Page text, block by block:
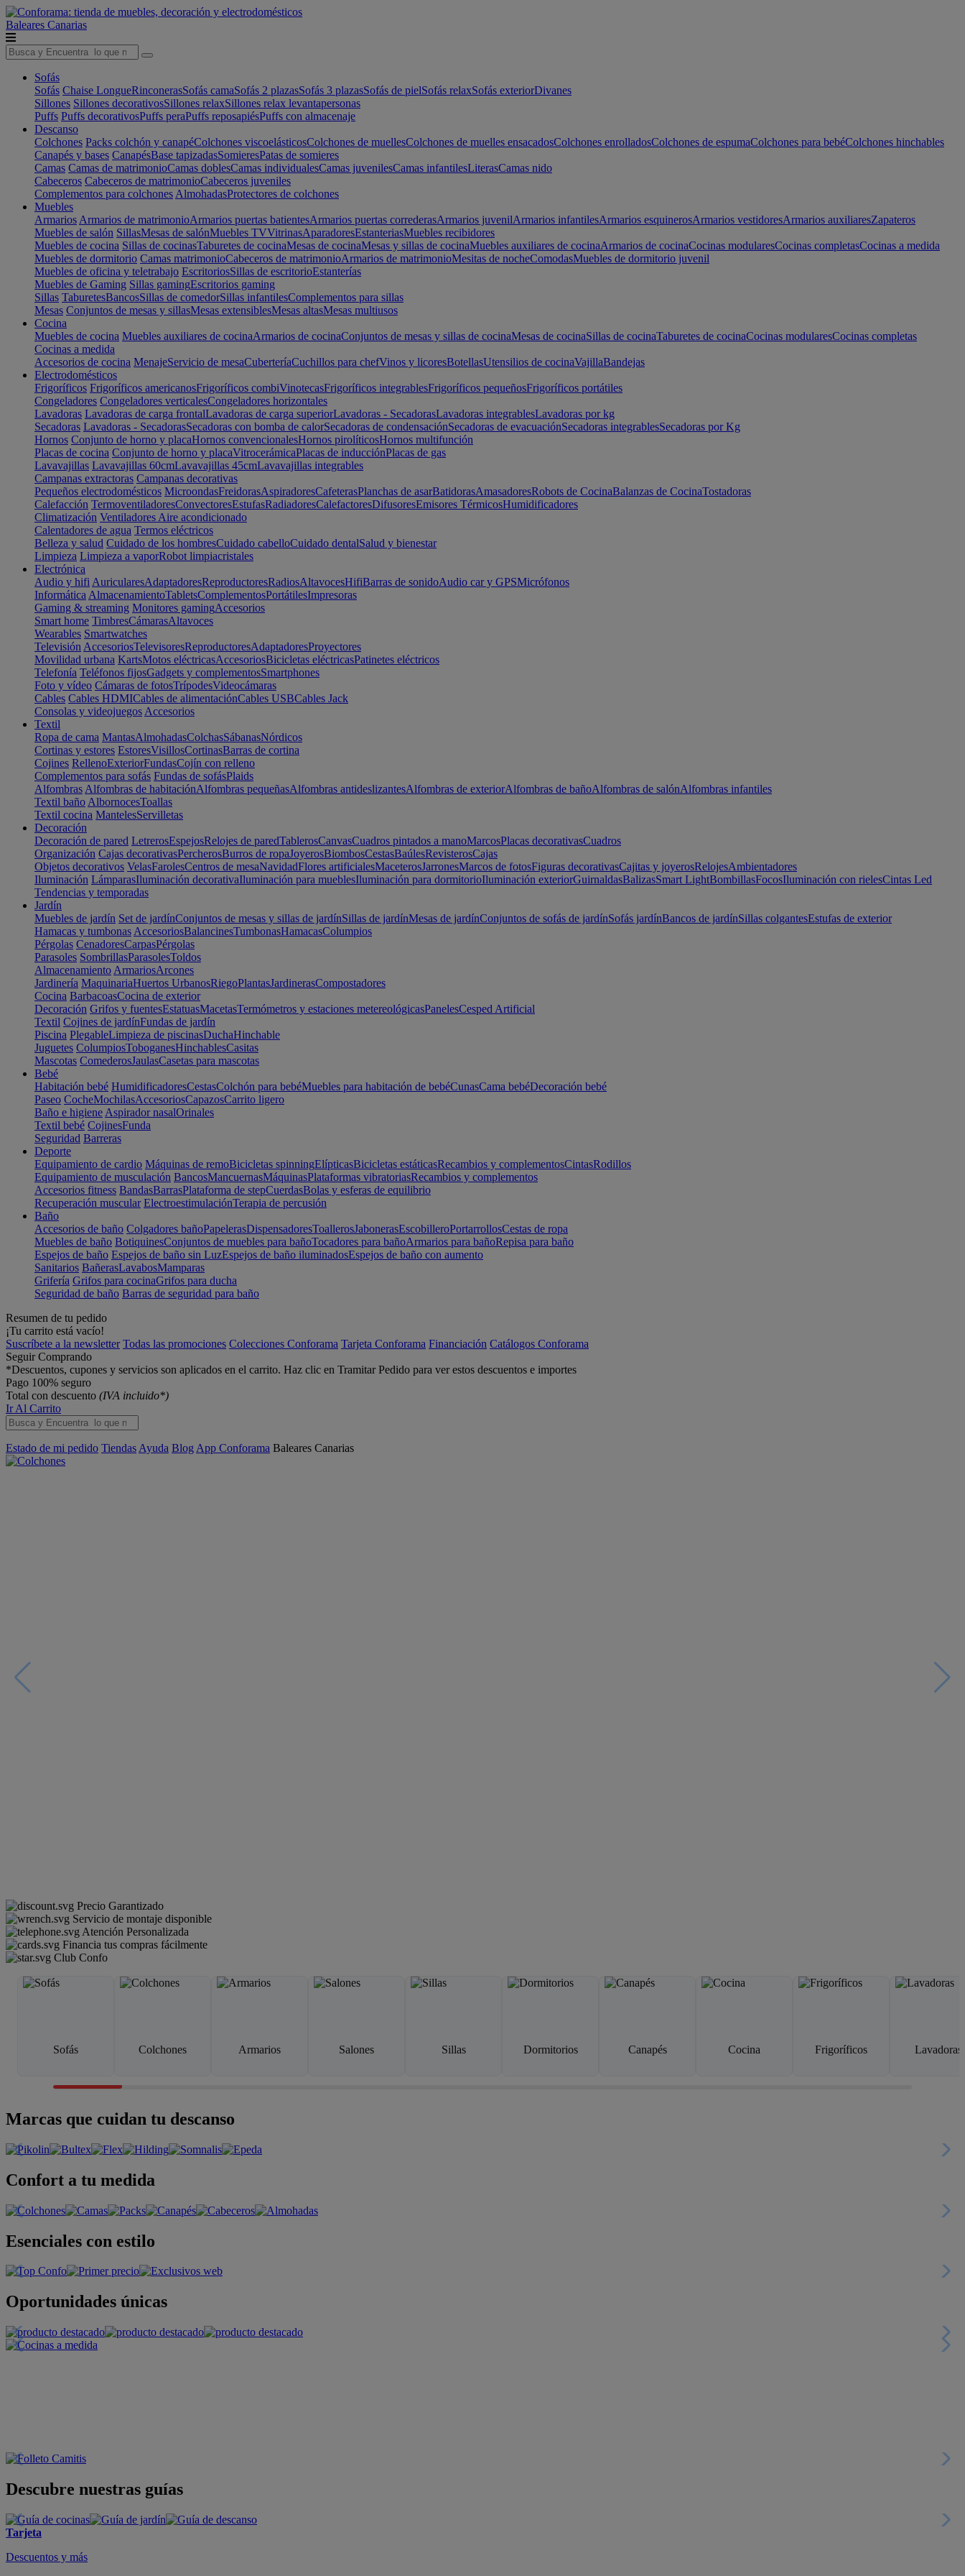
Baleares Canarias
Sofás
Sofás Chaise LongueRinconerasSofás camaSofás 2 plazasSofás 3 plazasSofás de pielSofás relaxSofás exteriorDivanes
Sillones Sillones decorativosSillones relaxSillones relax levantapersonas
Puffs Puffs decorativosPuffs peraPuffs reposapiésPuffs con almacenaje
Descanso
Colchones Packs colchón y canapéColchones viscoelásticosColchones de muellesColchones de muelles ensacadosColchones enrolladosColchones de espumaColchones para bebéColchones hinchables
Canapés y bases CanapésBase tapizadasSomieresPatas de somieres
Camas Camas de matrimonioCamas doblesCamas individualesCamas juvenilesCamas infantilesLiterasCamas nido
Cabeceros Cabeceros de matrimonioCabeceros juveniles
Complementos para colchones AlmohadasProtectores de colchones
Muebles
Armarios Armarios de matrimonioArmarios puertas batientesArmarios puertas correderasArmarios juvenilArmarios infantilesArmarios esquinerosArmarios vestidoresArmarios auxiliaresZapateros
Muebles de salón SillasMesas de salónMuebles TVVitrinasAparadoresEstanteriasMuebles recibidores
Muebles de cocina Sillas de cocinasTaburetes de cocinaMesas de cocinaMesas y sillas de cocinaMuebles auxiliares de cocinaArmarios de cocinaCocinas modularesCocinas completasCocinas a medida
Muebles de dormitorio Camas matrimonioCabeceros de matrimonioArmarios de matrimonioMesitas de nocheComodasMuebles de dormitorio juvenil
Muebles de oficina y teletrabajo EscritoriosSillas de escritorioEstanterías
Muebles de Gaming Sillas gamingEscritorios gaming
Sillas TaburetesBancosSillas de comedorSillas infantilesComplementos para sillas
Mesas Conjuntos de mesas y sillasMesas extensiblesMesas altasMesas multiusos
Cocina
Muebles de cocina Muebles auxiliares de cocinaArmarios de cocinaConjuntos de mesas y sillas de cocinaMesas de cocinaSillas de cocinaTaburetes de cocinaCocinas modularesCocinas completas
Cocinas a medida
Accesorios de cocina MenajeServicio de mesaCuberteríaCuchillos para chefVinos y licoresBotellasUtensilios de cocinaVajillaBandejas
Electrodomésticos
Frigoríficos Frigoríficos americanosFrigoríficos combiVinotecasFrigoríficos integrablesFrigoríficos pequeñosFrigoríficos portátiles
Congeladores Congeladores verticalesCongeladores horizontales
Lavadoras Lavadoras de carga frontalLavadoras de carga superiorLavadoras - SecadorasLavadoras integrablesLavadoras por kg
Secadoras Lavadoras - SecadorasSecadoras con bomba de calorSecadoras de condensaciónSecadoras de evacuaciónSecadoras integrablesSecadoras por Kg
Hornos Conjunto de horno y placaHornos convencionalesHornos pirolíticosHornos multifunción
Placas de cocina Conjunto de horno y placaVitrocerámicaPlacas de inducciónPlacas de gas
Lavavajillas Lavavajillas 60cmLavavajillas 45cmLavavajillas integrables
Campanas extractoras Campanas decorativas
Pequeños electrodomésticos MicroondasFreidorasAspiradoresCafeterasPlanchas de asarBatidorasAmasadoresRobots de CocinaBalanzas de CocinaTostadoras
Calefacción TermoventiladoresConvectoresEstufasRadiadoresCalefactoresDifusoresEmisores TérmicosHumidificadores
Climatización Ventiladores Aire acondicionado
Calentadores de agua Termos eléctricos
Belleza y salud Cuidado de los hombresCuidado cabelloCuidado dentalSalud y bienestar
Limpieza Limpieza a vaporRobot limpiacristales
Electrónica
Audio y hifi AuricularesAdaptadoresReproductoresRadiosAltavocesHifiBarras de sonidoAudio car y GPSMicrófonos
Informática AlmacenamientoTabletsComplementosPortátilesImpresoras
Gaming & streaming Monitores gamingAccesorios
Smart home TimbresCámarasAltavoces
Wearables Smartwatches
Televisión AccesoriosTelevisoresReproductoresAdaptadoresProyectores
Movilidad urbana KartsMotos eléctricasAccesoriosBicicletas eléctricasPatinetes eléctricos
Telefonía Teléfonos fijosGadgets y complementosSmartphones
Foto y vídeo Cámaras de fotosTrípodesVideocámaras
Cables Cables HDMICables de alimentaciónCables USBCables Jack
Consolas y videojuegos Accesorios
Textil
Ropa de cama MantasAlmohadasColchasSábanasNórdicos
Cortinas y estores EstoresVisillosCortinasBarras de cortina
Cojines RellenoExteriorFundasCojín con relleno
Complementos para sofás Fundas de sofásPlaids
Alfombras Alfombras de habitaciónAlfombras pequeñasAlfombras antideslizantesAlfombras de exteriorAlfombras de bañoAlfombras de salónAlfombras infantiles
Textil baño AlbornocesToallas
Textil cocina MantelesServilletas
Decoración
Decoración de pared LetrerosEspejosRelojes de paredTablerosCanvasCuadros pintados a manoMarcosPlacas decorativasCuadros
Organización Cajas decorativasPercherosBurros de ropaJoyerosBiombosCestasBaúlesRevisterosCajas
Objetos decorativos VelasFarolesCentros de mesaNavidadFlores artificialesMaceterosJarronesMarcos de fotosFiguras decorativasCajitas y joyerosRelojesAmbientadores
Iluminación LámparasIluminación decorativaIluminación para mueblesIluminación para dormitorioIluminación exteriorGuirnaldasBalizasSmart LightBombillasFocosIluminación con rielesCintas Led
Tendencias y temporadas
Jardín
Muebles de jardín Set de jardínConjuntos de mesas y sillas de jardínSillas de jardínMesas de jardínConjuntos de sofás de jardínSofás jardínBancos de jardínSillas colgantesEstufas de exterior
Hamacas y tumbonas AccesoriosBalancinesTumbonasHamacasColumpios
Pérgolas CenadoresCarpasPérgolas
Parasoles SombrillasParasolesToldos
Almacenamiento ArmariosArcones
Jardinería MaquinariaHuertos UrbanosRiegoPlantasJardinerasCompostadores
Cocina BarbacoasCocina de exterior
Decoración Grifos y fuentesEstatuasMacetasTermómetros y estaciones metereológicasPanelesCesped Artificial
Textil Cojines de jardínFundas de jardín
Piscina PlegableLimpieza de piscinasDuchaHinchable
Juguetes ColumpiosToboganesHinchablesCasitas
Mascotas ComederosJaulasCasetas para mascotas
Bebé
Habitación bebé HumidificadoresCestasColchón para bebéMuebles para habitación de bebéCunasCama bebéDecoración bebé
Paseo CocheMochilasAccesoriosCapazosCarrito ligero
Baño e higiene Aspirador nasalOrinales
Textil bebé CojinesFunda
Seguridad Barreras
Deporte
Equipamiento de cardio Máquinas de remoBicicletas spinningElípticasBicicletas estáticasRecambios y complementosCintasRodillos
Equipamiento de musculación BancosMancuernasMáquinasPlataformas vibratoriasRecambios y complementos
Accesorios fitness BandasBarrasPlataforma de stepCuerdasBolas y esferas de equilibrio
Recuperación muscular ElectroestimulaciónTerapia de percusión
Baño
Accesorios de baño Colgadores bañoPapelerasDispensadoresToallerosJabonerasEscobilleroPortarrollosCestas de ropa
Muebles de baño BotiquinesConjuntos de muebles para bañoTocadores para bañoArmarios para bañoRepisa para baño
Espejos de baño Espejos de baño sin LuzEspejos de baño iluminadosEspejos de baño con aumento
Sanitarios BañerasLavabosMamparas
Grifería Grifos para cocinaGrifos para ducha
Seguridad de baño Barras de seguridad para baño
Resumen de tu pedido
¡Tu carrito está vacío!
Suscríbete a la newsletter Todas las promociones Colecciones Conforama Tarjeta Conforama Financiación Catálogos Conforama
Seguir Comprando
*Descuentos, cupones y servicios son aplicados en el carrito. Haz clic en Tramitar Pedido para ver estos descuentos e importes
Pago 100% seguro
Total con descuento (IVA incluido*)
Ir Al Carrito
Estado de mi pedido Tiendas Ayuda Blog App Conforama Baleares Canarias
Precio Garantizado
Servicio de montaje disponible
Atención Personalizada
Financia tus compras fácilmente
Club Confo
Sofás Colchones Armarios Salones Sillas Dormitorios Canapés Cocina Frigoríficos Lavadoras
Marcas que cuidan tu descanso
Confort a tu medida
Esenciales con estilo
Oportunidades únicas
Descubre nuestras guías
Tarjeta
Descuentos y más